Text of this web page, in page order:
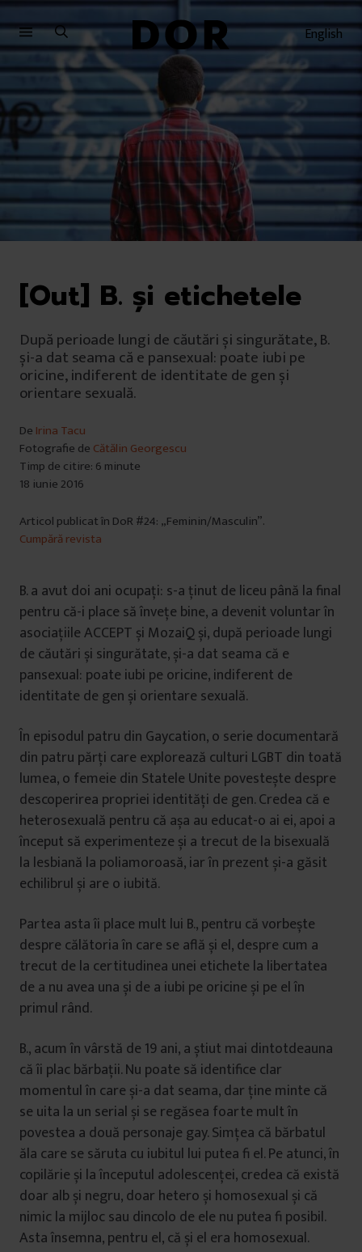
Sari
la
meniu
Sari
la
conținut
English
[Out] B. și etichetele
După perioade lungi de căutări și singurătate, B.
și-a dat seama că e pansexual: poate iubi pe
oricine, indiferent de identitate de gen și
orientare sexuală.
De Irina Tacu
Fotografie de Cătălin Georgescu
Timp de citire: 6 minute
18 iunie 2016
Articol publicat în DoR #24: „Feminin/Masculin”.
Cumpără revista
B. a avut doi ani ocupați: s-a ținut de liceu până la final
pentru că-i place să învețe bine, a devenit voluntar în
asociațiile ACCEPT și MozaiQ și, după perioade lungi
de căutări și singurătate, și-a dat seama că e
pansexual: poate iubi pe oricine, indiferent de
identitate de gen și orientare sexuală.
În episodul patru din Gaycation, o serie documentară
din patru părți care explorează culturi LGBT din toată
lumea, o femeie din Statele Unite povestește despre
descoperirea propriei identități de gen. Credea că e
heterosexuală pentru că așa au educat-o ai ei, apoi a
început să experimenteze și a trecut de la bisexuală
la lesbiană la poliamoroasă, iar în prezent și-a găsit
echilibrul și are o iubită.
Partea asta îi place mult lui B., pentru că vorbește
despre călătoria în care se află și el, despre cum a
trecut de la certitudinea unei etichete la libertatea
de a nu avea una și de a iubi pe oricine și pe el în
primul rând.
B., acum în vârstă de 19 ani, a știut mai dintotdeauna
că îi plac bărbații. Nu poate să identifice clar
momentul în care și-a dat seama, dar ține minte că
se uita la un serial și se regăsea foarte mult în
povestea a două personaje gay. Simțea că bărbatul
ăla care se săruta cu iubitul lui putea fi el. Pe atunci, în
copilărie și la începutul adolescenței, credea că există
doar alb și negru, doar hetero și homosexual și că
nimic la mijloc sau dincolo de ele nu putea fi posibil.
Asta însemna, pentru el, că și el era homosexual.